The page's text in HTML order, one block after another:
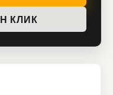
КЛИК